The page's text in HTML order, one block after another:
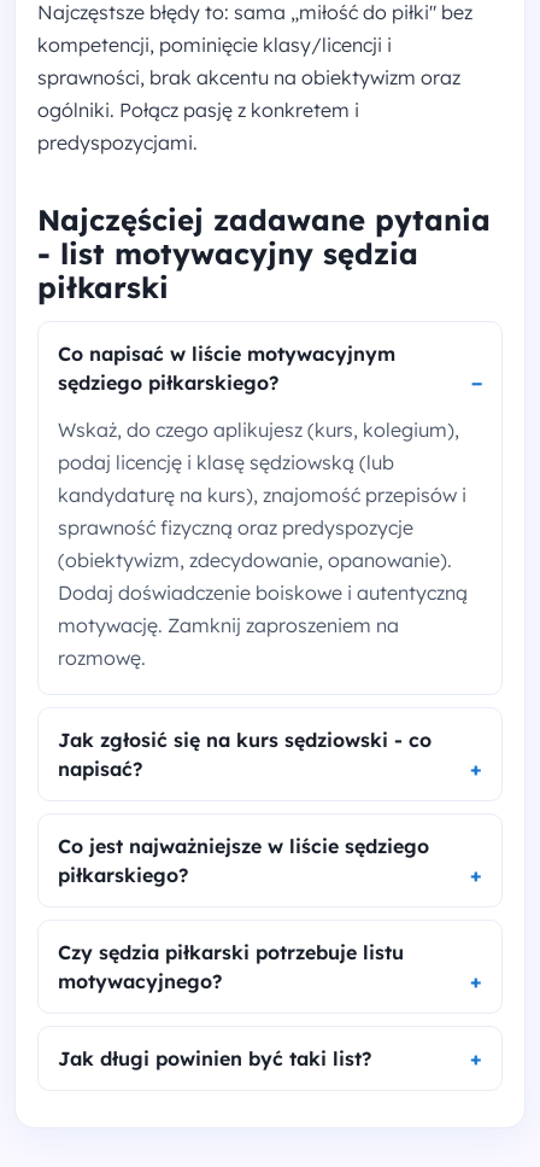
Najczęstsze błędy to: sama „miłość do piłki" bez
kompetencji, pominięcie klasy/licencji i
sprawności, brak akcentu na obiektywizm oraz
ogólniki. Połącz pasję z konkretem i
predyspozycjami.
Najczęściej zadawane pytania
- list motywacyjny sędzia
piłkarski
Co napisać w liście motywacyjnym
sędziego piłkarskiego?
Wskaż, do czego aplikujesz (kurs, kolegium),
podaj licencję i klasę sędziowską (lub
kandydaturę na kurs), znajomość przepisów i
sprawność fizyczną oraz predyspozycje
(obiektywizm, zdecydowanie, opanowanie).
Dodaj doświadczenie boiskowe i autentyczną
motywację. Zamknij zaproszeniem na
rozmowę.
Jak zgłosić się na kurs sędziowski - co
napisać?
Co jest najważniejsze w liście sędziego
piłkarskiego?
Czy sędzia piłkarski potrzebuje listu
motywacyjnego?
Jak długi powinien być taki list?